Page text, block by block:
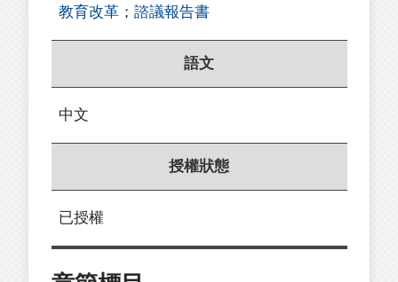
教育改革 ； 諮議報告書
語文
中文
授權狀態
已授權